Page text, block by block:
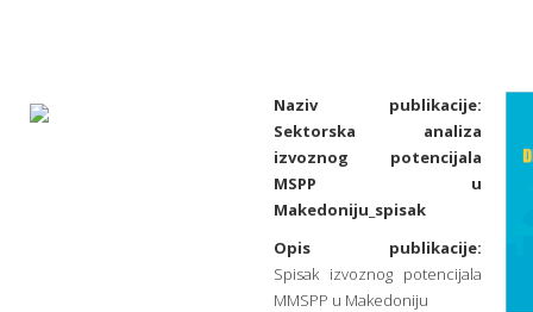
Naziv publikacije:
Sektorska analiza
izvoznog potencijala
MSPP u
Makedoniju_spisak
Opis publikacije:
Spisak izvoznog potencijala
MMSPP u Makedoniju